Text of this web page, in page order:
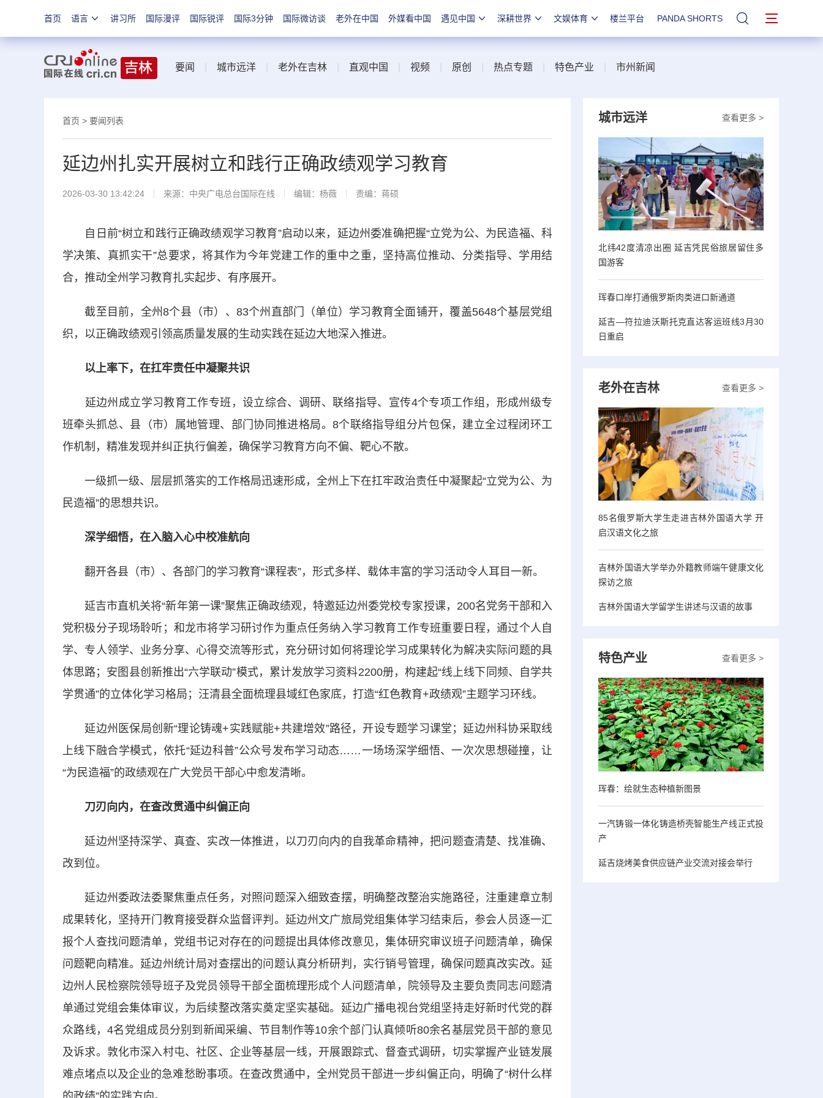
首页 语言 讲习所 国际漫评 国际锐评 国际3分钟 国际微访谈 老外在中国 外媒看中国 遇见中国 深耕世界 文娱体育 楼兰平台 PANDA SHORTS 站内搜索
要闻 城市远洋 老外在吉林 直观中国 视频 原创 热点专题 特色产业 市州新闻
首页 > 要闻列表
延边州扎实开展树立和践行正确政绩观学习教育
2026-03-30 13:42:24 来源：中央广电总台国际在线 编辑：杨薇 责编：蒋硕
自日前“树立和践行正确政绩观学习教育”启动以来，延边州委准确把握“立党为公、为民造福、科
学决策、真抓实干”总要求，将其作为今年党建工作的重中之重，坚持高位推动、分类指导、学用结
合，推动全州学习教育扎实起步、有序展开。
截至目前，全州8个县（市）、83个州直部门（单位）学习教育全面铺开，覆盖5648个基层党组
织，以正确政绩观引领高质量发展的生动实践在延边大地深入推进。
以上率下，在扛牢责任中凝聚共识
延边州成立学习教育工作专班，设立综合、调研、联络指导、宣传4个专项工作组，形成州级专
班牵头抓总、县（市）属地管理、部门协同推进格局。8个联络指导组分片包保，建立全过程闭环工
作机制，精准发现并纠正执行偏差，确保学习教育方向不偏、靶心不散。
一级抓一级、层层抓落实的工作格局迅速形成，全州上下在扛牢政治责任中凝聚起“立党为公、为
民造福”的思想共识。
深学细悟，在入脑入心中校准航向
翻开各县（市）、各部门的学习教育“课程表”，形式多样、载体丰富的学习活动令人耳目一新。
延吉市直机关将“新年第一课”聚焦正确政绩观，特邀延边州委党校专家授课，200名党务干部和入
党积极分子现场聆听；和龙市将学习研讨作为重点任务纳入学习教育工作专班重要日程，通过个人自
学、专人领学、业务分享、心得交流等形式，充分研讨如何将理论学习成果转化为解决实际问题的具
体思路；安图县创新推出“六学联动”模式，累计发放学习资料2200册，构建起“线上线下同频、自学共
学贯通”的立体化学习格局；汪清县全面梳理县域红色家底，打造“红色教育+政绩观”主题学习环线。
延边州医保局创新“理论铸魂+实践赋能+共建增效”路径，开设专题学习课堂；延边州科协采取线
上线下融合学模式，依托“延边科普”公众号发布学习动态……一场场深学细悟、一次次思想碰撞，让
“为民造福”的政绩观在广大党员干部心中愈发清晰。
刀刃向内，在查改贯通中纠偏正向
延边州坚持深学、真查、实改一体推进，以刀刃向内的自我革命精神，把问题查清楚、找准确、
改到位。
延边州委政法委聚焦重点任务，对照问题深入细致查摆，明确整改整治实施路径，注重建章立制
成果转化，坚持开门教育接受群众监督评判。延边州文广旅局党组集体学习结束后，参会人员逐一汇
报个人查找问题清单，党组书记对存在的问题提出具体修改意见，集体研究审议班子问题清单，确保
问题靶向精准。延边州统计局对查摆出的问题认真分析研判，实行销号管理，确保问题真改实改。延
边州人民检察院领导班子及党员领导干部全面梳理形成个人问题清单，院领导及主要负责同志问题清
单通过党组会集体审议，为后续整改落实奠定坚实基础。延边广播电视台党组坚持走好新时代党的群
众路线，4名党组成员分别到新闻采编、节目制作等10余个部门认真倾听80余名基层党员干部的意见
及诉求。敦化市深入村屯、社区、企业等基层一线，开展跟踪式、督查式调研，切实掌握产业链发展
难点堵点以及企业的急难愁盼事项。在查改贯通中，全州党员干部进一步纠偏正向，明确了“树什么样
查看更多 >
城市远洋
北纬42度清凉出圈 延吉凭民俗旅居留住多
国游客
珲春口岸打通俄罗斯肉类进口新通道
延吉—符拉迪沃斯托克直达客运班线3月30
日重启
查看更多 >
老外在吉林
85名俄罗斯大学生走进吉林外国语大学 开
启汉语文化之旅
吉林外国语大学举办外籍教师端午健康文化
探访之旅
吉林外国语大学留学生讲述与汉语的故事
查看更多 >
特色产业
珲春：绘就生态种植新图景
一汽铸锻一体化铸造桥壳智能生产线正式投
产
延吉烧烤美食供应链产业交流对接会举行